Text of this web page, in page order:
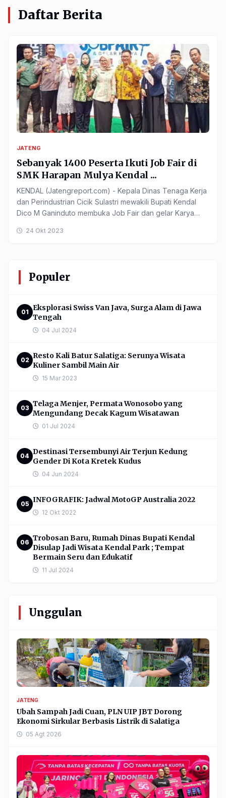
Daftar Berita
JATENG
Sebanyak 1400 Peserta Ikuti Job Fair di
SMK Harapan Mulya Kendal ...
KENDAL (Jatengreport.com) - Kepala Dinas Tenaga Kerja
dan Perindustrian Cicik Sulastri mewakili Bupati Kendal
Dico M Ganinduto membuka Job Fair dan gelar Karya
Brangsong.Sambutan ...
24 Okt 2023
Populer
01 Eksplorasi Swiss Van Java, Surga Alam di Jawa
Tengah
04 Jul 2024
02 Resto Kali Batur Salatiga: Serunya Wisata
Kuliner Sambil Main Air
15 Mar 2023
03 Telaga Menjer, Permata Wonosobo yang
Mengundang Decak Kagum Wisatawan
01 Jul 2024
04 Destinasi Tersembunyi Air Terjun Kedung
Gender Di Kota Kretek Kudus
04 Jun 2024
05 INFOGRAFIK: Jadwal MotoGP Australia 2022
12 Okt 2022
06 Trobosan Baru, Rumah Dinas Bupati Kendal
Disulap Jadi Wisata Kendal Park ; Tempat
Bermain Seru dan Edukatif
11 Jul 2024
Unggulan
JATENG
Ubah Sampah Jadi Cuan, PLN UIP JBT Dorong
Ekonomi Sirkular Berbasis Listrik di Salatiga
05 Agt 2026